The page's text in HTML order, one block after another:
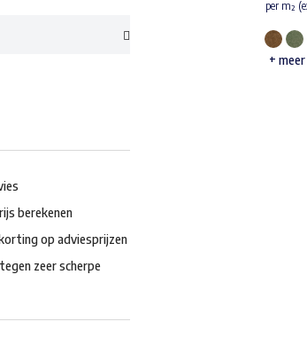
per m²
+
berekenen
op adviesprijzen
zeer scherpe